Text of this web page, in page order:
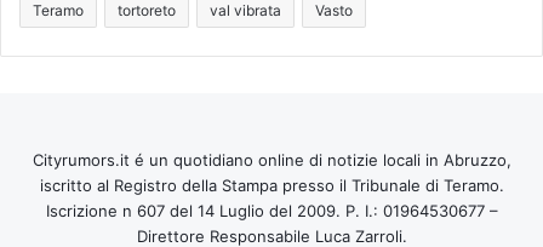
Teramo tortoreto val vibrata Vasto
Cityrumors.it é un quotidiano online di notizie locali in Abruzzo,
iscritto al Registro della Stampa presso il Tribunale di Teramo.
Iscrizione n 607 del 14 Luglio del 2009. P. I.: 01964530677 –
Direttore Responsabile Luca Zarroli.